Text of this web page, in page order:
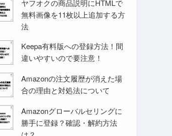
ヤフオクの商品説明にHTMLで
無料画像を11枚以上追加する方
法
Keepa有料版への登録方法！間
違いやすいので要注意！
Amazonの注文履歴が消えた場
合の理由と対処法について
Amazonグローバルセリングに
勝手に登録？確認・解約方法